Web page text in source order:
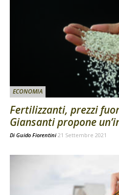
ECONOMIA
Fertilizzanti, prezzi
Giansanti propone
Di Guido Fiorentini 21 Settembre 2021